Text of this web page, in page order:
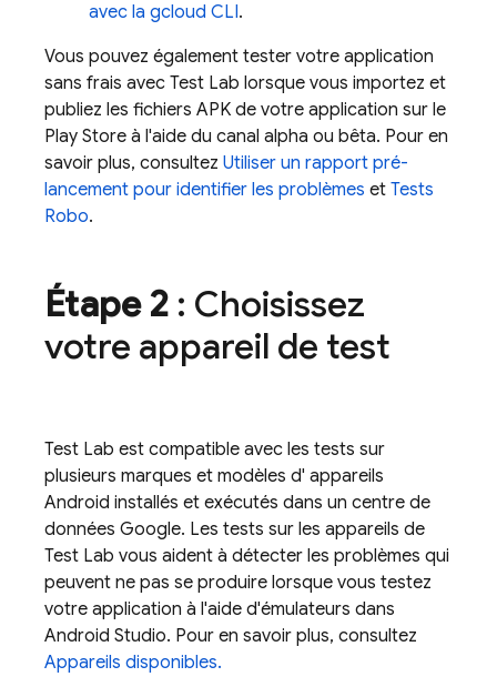
avec la gcloud CLI.
Vous pouvez également tester votre application
sans frais avec Test Lab lorsque vous importez et
publiez les fichiers APK de votre application sur le
Play Store à l'aide du canal alpha ou bêta. Pour en
savoir plus, consultez Utiliser un rapport pré-
lancement pour identifier les problèmes et Tests
Robo.
Étape 2: Choisissez
votre appareil de test
Test Lab est compatible avec les tests sur
plusieurs marques et modèles d' appareils
Android installés et exécutés dans un centre de
données Google. Les tests sur les appareils de
Test Lab vous aident à détecter les problèmes qui
peuvent ne pas se produire lorsque vous testez
votre application à l'aide d'émulateurs dans
Android Studio. Pour en savoir plus, consultez
Appareils disponibles.